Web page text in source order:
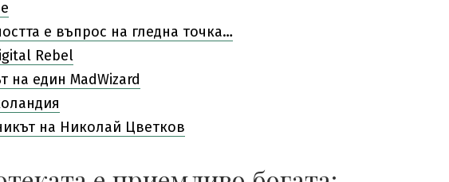
е въпрос на гледна точка…
Rebel
на един MadWizard
на Николай Цветков